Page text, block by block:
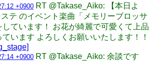
+0900 RT @Takase_Aiko: 【本日よ
テ のイベント楽曲「メモリーブロッサ
しています！ お花が綺麗で可愛くて上品
います よろしくお願いいたします！！
+0900 RT @Takase_Aiko: 余談です